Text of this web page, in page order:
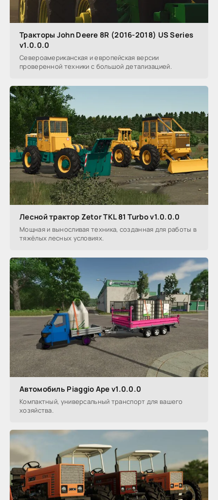
Тракторы John Deere 8R (2016-2018) US Series
v1.0.0.0
Североамериканская и европейская версии
проверенной техники с большой детализацией.
Лесной трактор Zetor TKL 81 Turbo v1.0.0.0
Мощная и выносливая техника, созданная для работы в
тяжёлых лесных условиях.
Автомобиль Piaggio Ape v1.0.0.0
Компактный, универсальный транспорт для вашего
хозяйства.